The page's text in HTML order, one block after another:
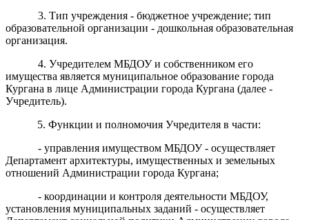
3. Тип учреждения - бюджетное учреждение; тип
образовательной организации - дошкольная образовательная
организация.
4. Учредителем МБДОУ и собственником его
имущества является муниципальное образование города
Кургана в лице Администрации города Кургана (далее -
Учредитель).
5. Функции и полномочия Учредителя в части:
- управления имуществом МБДОУ - осуществляет
Департамент архитектуры, имущественных и земельных
отношений Администрации города Кургана;
- координации и контроля деятельности МБДОУ,
установления муниципальных заданий - осуществляет